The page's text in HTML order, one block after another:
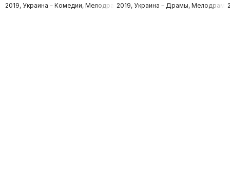
2019, Украина – Комедии, Мелодрамы2019, Украина – Драмы, Мелодрамы